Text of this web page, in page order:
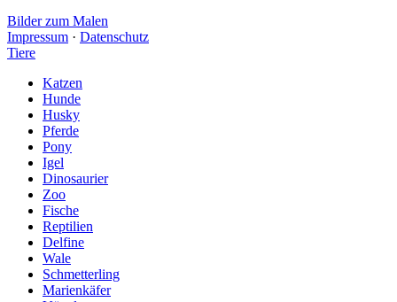
Bilder zum Malen
Impressum · Datenschutz
Tiere
Katzen
Hunde
Husky
Pferde
Pony
Igel
Dinosaurier
Zoo
Fische
Reptilien
Delfine
Wale
Schmetterling
Marienkäfer